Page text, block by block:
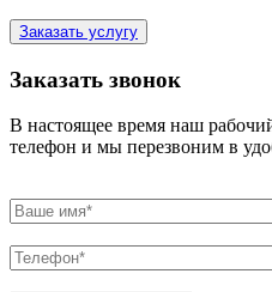
Заказать услугу
Заказать звонок
В настоящее время наш
телефон и мы перезвоним в